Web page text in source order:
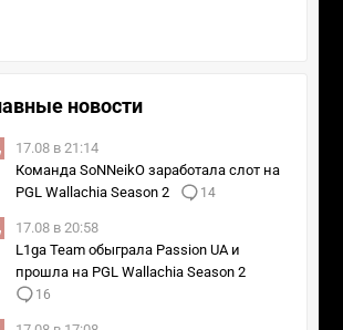
новости
17.08 в 21:14
Команда SoNNeikO заработала слот на
PGL Wallachia Season 2
14
17.08 в 20:58
L1ga Team обыграла Passion UA и
прошла на PGL Wallachia Season 2
16